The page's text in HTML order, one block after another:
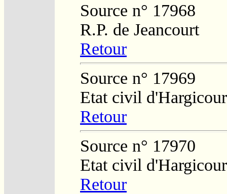
Source n° 17968
R.P. de Jeancourt
Retour
Source n° 17969
Etat civil
Retour
Source n° 17970
Etat civil
Retour